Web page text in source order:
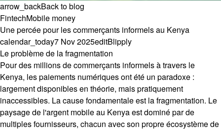
arrow_backBack to blog
FintechMobile money
Une percée pour les commerçants informels au Kenya
calendar_today7 Nov 2025editBlipply
Le problème de la fragmentation
Pour des millions de commerçants informels à travers le
Kenya, les paiements numériques ont été un paradoxe :
largement disponibles en théorie, mais pratiquement
inaccessibles. La cause fondamentale est la fragmentation. Le
paysage de l'argent mobile au Kenya est dominé par de
multiples fournisseurs, chacun avec son propre écosystème de